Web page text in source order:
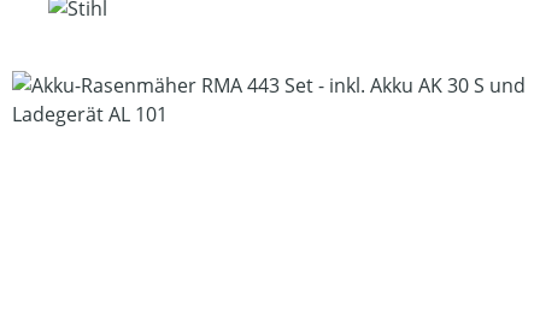
Bildergalerie überspringen